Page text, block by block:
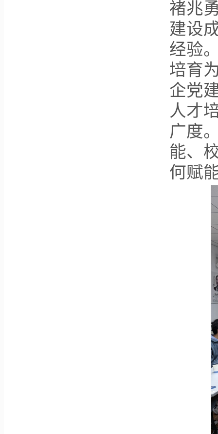
褚兆
建设
经验
培育
企党
人才
广度
能、
何赋